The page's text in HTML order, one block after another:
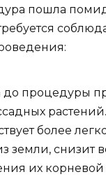
пошла
до процедуры
более
земли, снизит
их корневой